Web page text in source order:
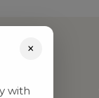
×
with